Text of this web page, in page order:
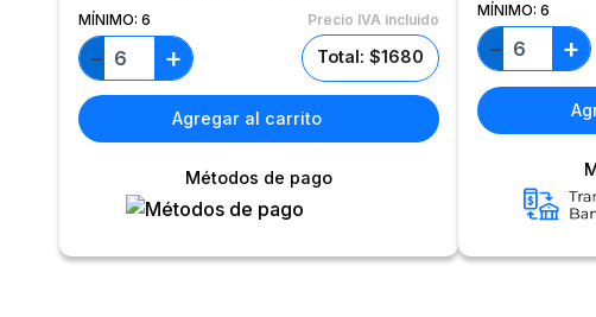
MÍNIMO: 6 Precio IVA incluido
− + Total: $1680
Agregar al carrito
Métodos de pago
MÍNIMO: 6
− +